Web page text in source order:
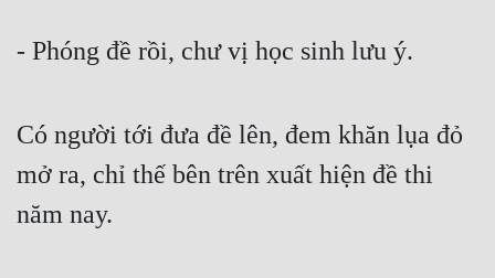
Làm Giàu
Mưu Mô
Mạt Thế
- Phóng đề rồi, chư vị học sinh lưu ý.
Có người tới đưa đề lên, đem khăn lụa đỏ
mở ra, chỉ thế bên trên xuất hiện đề thi
năm nay.